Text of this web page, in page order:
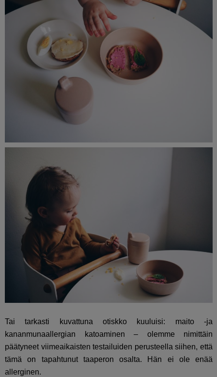
Tai tarkasti kuvattuna otiskko kuuluisi: maito -ja
kananmunaallergian katoaminen – olemme nimittäin
päätyneet viimeaikaisten testailuiden perusteella siihen, että
tämä on tapahtunut taaperon osalta. Hän ei ole enää
allerginen.